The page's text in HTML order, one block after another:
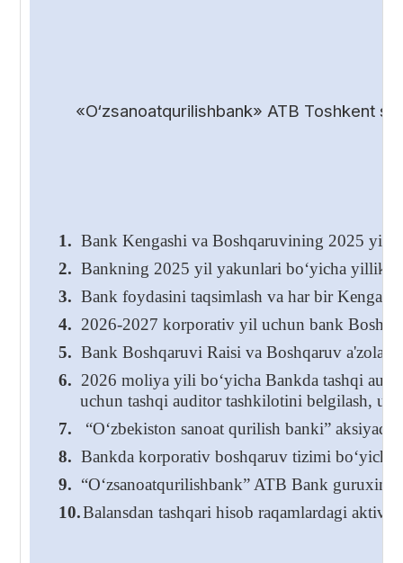
«O‘zsanoatqurilishbank» ATB Toshkent
1. Bank Kengashi va Boshqaruvining 2025 yil
2. Bankning 2025 yil yakunlari bo‘yicha yillik
3. Bank foydasini taqsimlash va har bir
4. 2026-2027 korporativ yil uchun bank
5. Bank Boshqaruvi Raisi va Boshqaruv
6. 2026 moliya yili bo‘yicha Bankda tashqi
uchun tashqi auditor tashkilotini belgilash,
7.
“O‘zbekiston sanoat qurilish banki”
8. Bankda korporativ boshqaruv tizimi
9. “O‘zsanoatqurilishbank” ATB Bank
10.Balansdan tashqari hisob raqamlardagi